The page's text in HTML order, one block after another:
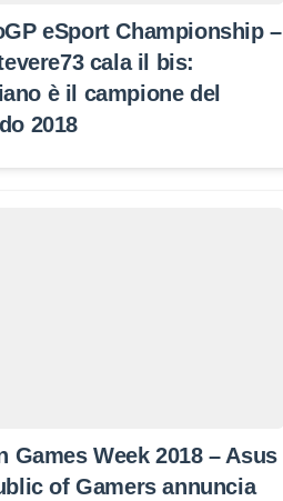
eSport Championship –
cala il bis:
è il campione del
2018
Games Week 2018 – Asus
of Gamers annuncia